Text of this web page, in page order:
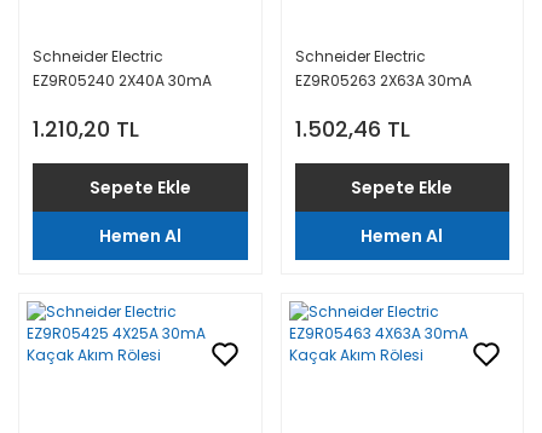
Schneider Electric
EZ9R05240 2X40A 30mA
1.210,20 TL
Sepete Ekle
Hemen Al
Schneider Electric
EZ9R05263 2X63A 30mA
1.502,46 TL
Sepete Ekle
Hemen Al